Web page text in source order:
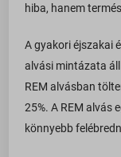
hiba, hanem
A gyakori éjszakai
alvási mintázata
REM alvásban
25%. A REM alvás
könnyebb